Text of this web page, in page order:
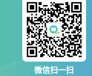
微信扫一扫